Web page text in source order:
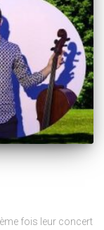
fois leur concert